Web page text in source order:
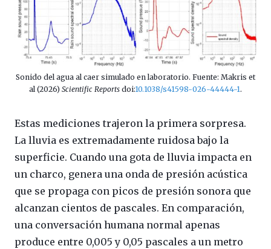
Sonido del agua al caer simulado en laboratorio. Fuente: Makris et
al (2026) Scientific Reports doi:10.1038/s41598-026-44444-1.
Estas mediciones trajeron la primera sorpresa.
La lluvia es extremadamente ruidosa bajo la
superficie. Cuando una gota de lluvia impacta en
un charco, genera una onda de presión acústica
que se propaga con picos de presión sonora que
alcanzan cientos de pascales. En comparación,
una conversación humana normal apenas
produce entre 0,005 y 0,05 pascales a un metro